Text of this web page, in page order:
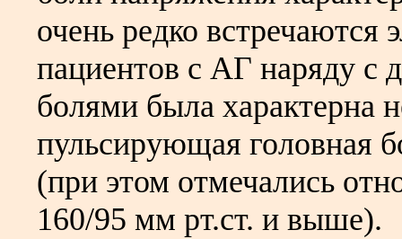
очень редко
пациентов с АГ наряду
болями была характерна
пульсирующая головная
(при этом отмечались
160/95 мм рт.ст. и выше).